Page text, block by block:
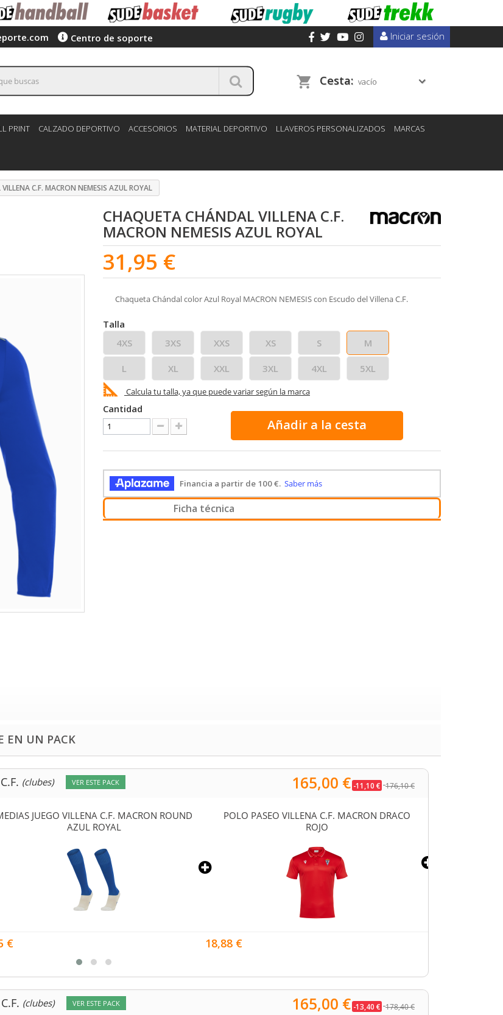
Iniciar sesión
Centro de soporte
Cesta: vacío
PRINT CALZADO DEPORTIVO ACCESORIOS MATERIAL DEPORTIVO LLAVEROS PERSONALIZADOS MARCAS
C.F. MACRON NEMESIS AZUL ROYAL
CHAQUETA CHÁNDAL VILLENA C.F.
MACRON NEMESIS AZUL ROYAL
31,95 €
Chaqueta Chándal color Azul Royal MACRON NEMESIS con Escudo del Villena C.F.
Talla
4XS
3XS XXS XS S M
L XL XXL 3XL 4XL 5XL
Calcula tu talla, ya que puede variar según la marca
Cantidad
Añadir a la cesta
Ficha técnica
EN UN PACK
(clubes) VER ESTE PACK 165,00 € -11,10 € 176,10 €
JUEGO VILLENA C.F. MACRON ROUND
AZUL ROYAL
€
POLO PASEO VILLENA C.F. MACRON DRACO
ROJO
18,88 €
(clubes) VER ESTE PACK 165,00 € -13,40 € 178,40 €